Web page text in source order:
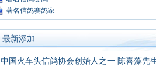
著名信鸽赛鸽家
最新添加
中国火车头信鸽协会创始人之一 陈喜藻先